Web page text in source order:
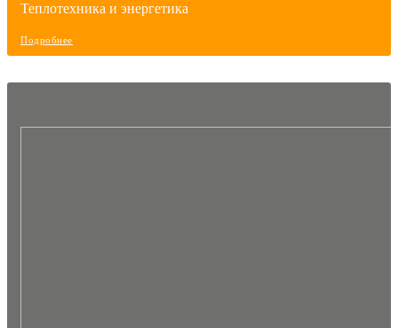
Теплотехника и энергетика
Подробнее